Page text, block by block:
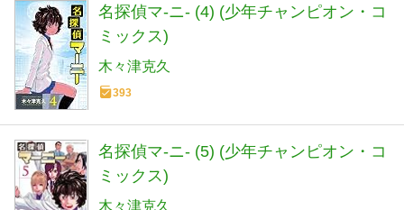
名探偵マ-ニ- (4) (少年チャンピオン・コ
ミックス)
木々津克久
393
名探偵マ-ニ- (5) (少年チャンピオン・コ
ミックス)
木々津克久